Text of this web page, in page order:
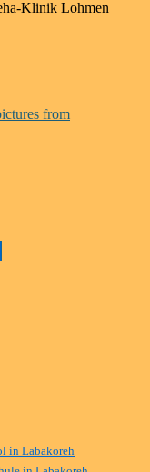
Klinik Lohmen
from
in Labakoreh